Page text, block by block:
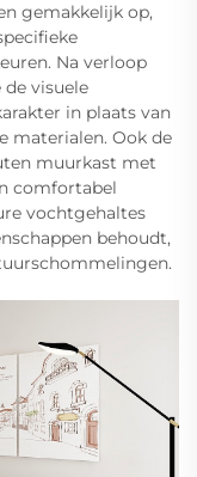
gemakkelijk op,
Na verloop
visuele
in plaats van
materialen. Ook de
muurkast met
comfortabel
vochtgehaltes
behoudt,